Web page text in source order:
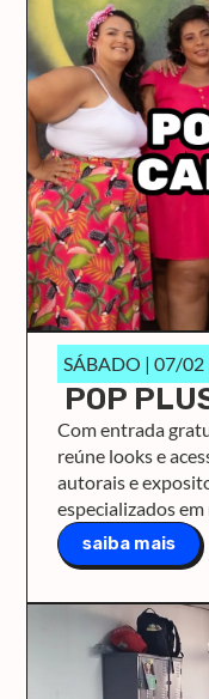
SÁBADO | 07/02
POP
Com entrada
reúne looks e
autorais e
especializados
saiba mais